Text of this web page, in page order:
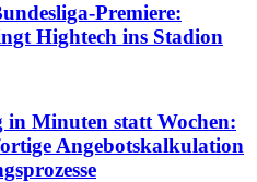
Premiere:
Hightech ins Stadion
in Minuten statt Wochen:
Angebotskalkulation